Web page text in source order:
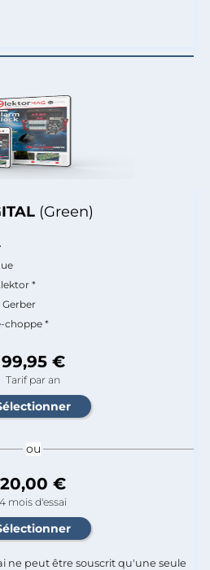
(Green)
*
Gerber
choppe *
99,95 €
Tarif par an
ou
20,00 €
4 mois d'essai
ne peut être souscrit qu'une seule